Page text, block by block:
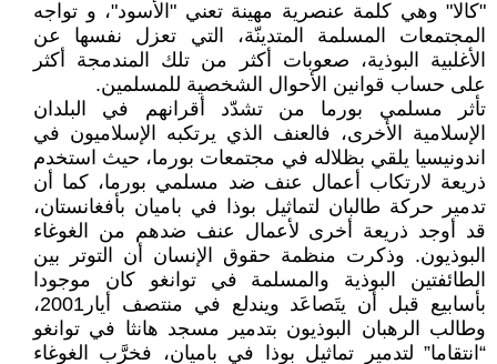
"كالا" وهي كلمة عنصرية مهينة تعني "الأسود"، و تواجه
المجتمعات المسلمة المتدينّة، التي تعزل نفسها عن
الأغلبية البوذية، صعوبات أكثر من تلك المندمجة أكثر
على حساب قوانين الأحوال الشخصية للمسلمين.
تأثر مسلمي بورما من تشدّد أقرانهم في البلدان
الإسلامية الأخرى، فالعنف الذي يرتكبه الإسلاميون في
اندونيسيا يلقي بظلاله في مجتمعات بورما، حيث استخدم
ذريعة لارتكاب أعمال عنف ضد مسلمي بورما، كما أن
تدمير حركة طالبان لتماثيل بوذا في باميان بأفغانستان،
قد أوجد ذريعة أخرى لأعمال عنف ضدهم من الغوغاء
البوذيون. وذكرت منظمة حقوق الإنسان أن التوتر بين
الطائفتين البوذية والمسلمة في توانغو كان موجودا
بأسابيع قبل أن يتَصاعَد ويندلع في منتصف أيار2001،
وطالب الرهبان البوذيون بتدمير مسجد هانثا في توانغو
“انتقاما” لتدمير تماثيل بوذا في باميان، فخرَّب الغوغاء